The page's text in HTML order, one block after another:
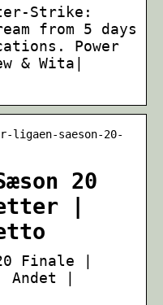
Strike:
from 5 days
Power
& Wita|
saeson-20-
20
|
Finale |
|